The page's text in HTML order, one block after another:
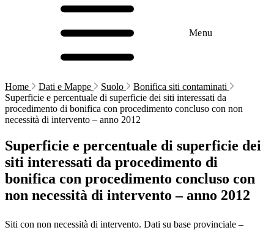
Menu
Home Dati e Mappe Suolo
Bonifica siti contaminati
Superficie e percentuale di superficie dei siti interessati da
procedimento di bonifica con procedimento concluso con non
necessità di intervento – anno 2012
Superficie e percentuale di superficie dei
siti interessati da procedimento di
bonifica con procedimento concluso con
non necessità di intervento – anno 2012
Siti con non necessità di intervento. Dati su base provinciale –